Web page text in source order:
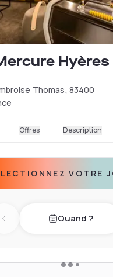
Thomas, 83400
Offres Description
VOTRE
Previous dayQuand ?